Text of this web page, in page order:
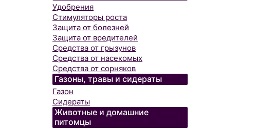
Удобрения
Стимуляторы роста
Защита от болезней
Защита от вредителей
Средства от грызунов
Средства от насекомых
Средства от сорняков
Газоны, травы и сидераты
Газон
Сидераты
Животные и домашние
питомцы